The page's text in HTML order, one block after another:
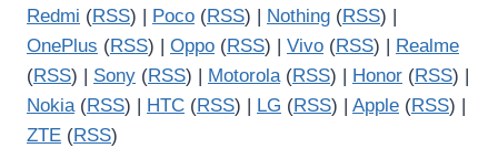
Redmi (RSS) | Poco (RSS) | Nothing (RSS) |
OnePlus (RSS) | Oppo (RSS) | Vivo (RSS) |
Realme
(RSS) | Sony (RSS) | Motorola(RSS) | Honor (RSS) |
Nokia(RSS) | HTC (RSS) | LG (RSS) | Apple (RSS) |
ZTE (RSS)